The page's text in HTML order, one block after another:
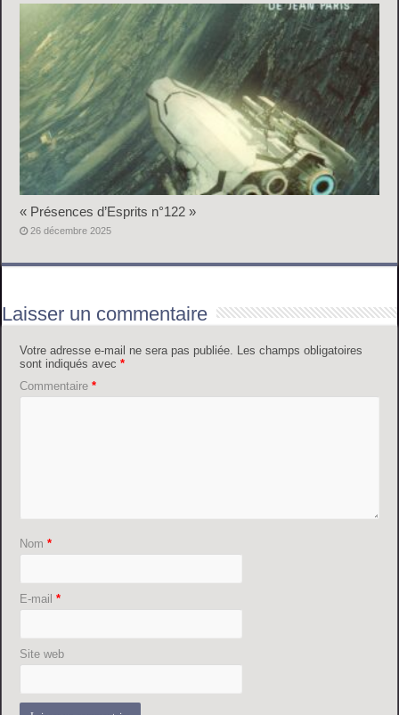
« Présences d’Esprits n°122 »
26 décembre 2025
Laisser un commentaire
Votre adresse e-mail ne sera pas publiée. Les champs obligatoires
sont indiqués avec*
Commentaire*
Nom*
E-mail*
Site web